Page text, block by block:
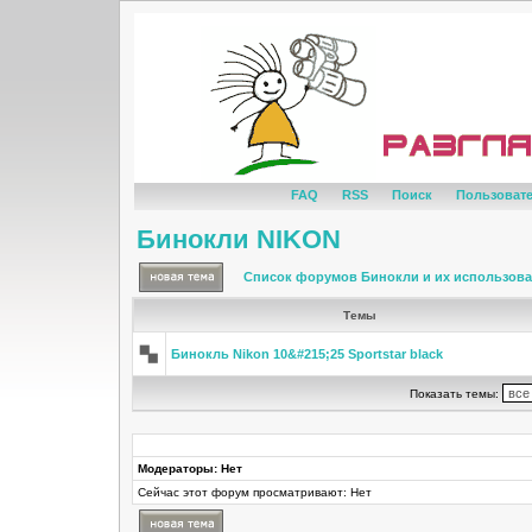
FAQ RSS Поиск
Бинокли NIKON
Список форумов Бинокли и их
Темы
Бинокль Nikon 10&#215;25 Sportstar black
Показать темы:
Модераторы: Нет
Сейчас этот форум просматривают: Нет